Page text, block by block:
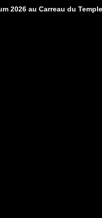
2026 au Carreau du Temple